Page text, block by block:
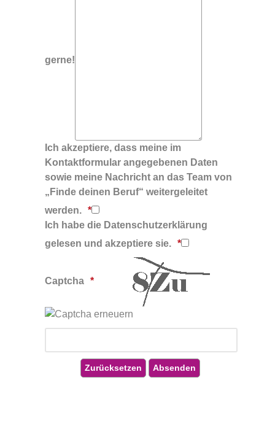
gerne!
Ich akzeptiere, dass meine im
Kontaktformular angegebenen Daten
sowie meine Nachricht an das Team von
„Finde deinen Beruf“ weitergeleitet
werden.
Ich habe die Datenschutzerklärung
gelesen und akzeptiere sie.
Captcha